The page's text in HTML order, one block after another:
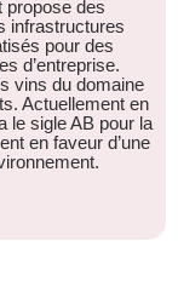
propose des
infrastructures
pour des
d’entreprise.
vins du domaine
Actuellement en
le sigle AB pour la
en faveur d’une